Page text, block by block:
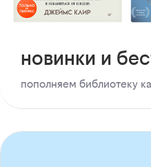
новинки и
пополняем библиотеку